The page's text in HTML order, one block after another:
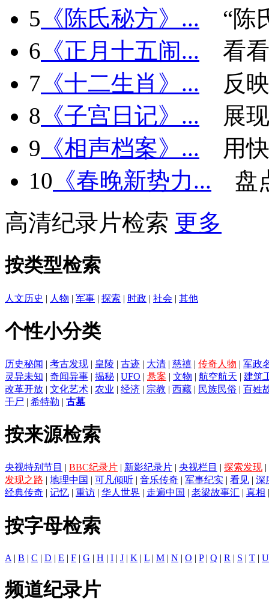
5 《陈氏秘方》...
“陈
6 《正月十五闹...
看
7 《十二生肖》...
反
8 《子宫日记》...
展
9 《相声档案》...
用
10 《春晚新势力...
盘
高清纪录片检索 更多
按类型检索
人文历史 | 人物 | 军事 | 探索 | 时政 | 社会 | 其他
个性小分类
历史秘闻 | 考古发现 | 皇陵 | 古迹 | 大清 | 慈禧 | 传奇人物 | 军政
灵异未知 | 奇闻异事 | 揭秘 | UFO | 悬案 | 文物 | 航空航天 | 建筑
改革开放 | 文化艺术 | 农业 | 经济 | 宗教 | 西藏 | 民族民俗 | 百姓
干尸 | 希特勒 | 古墓
按来源检索
央视特别节目 | BBC纪录片 | 新影纪录片 | 央视栏目 | 探索发现 |
发现之路 | 地理中国 | 可凡倾听 | 音乐传奇 | 军事纪实 | 看见 | 深
经典传奇 | 记忆 | 重访 | 华人世界 | 走遍中国 | 老梁故事汇 | 真相
按字母检索
A | B | C | D | E | F | G | H | I | J | K | L | M | N | O | P| Q | R | S | T | U
频道纪录片